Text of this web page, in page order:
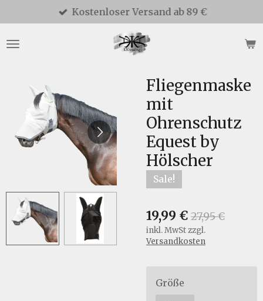
Hauptinhalt
springen
Kostenloser Versand ab 89 €
Fliegenmaske
mit
Ohrenschutz
Equest by
Hölscher
Sale!
19,99 € 27,95 €
inkl. MwSt zzgl.
Versandkosten
Größe